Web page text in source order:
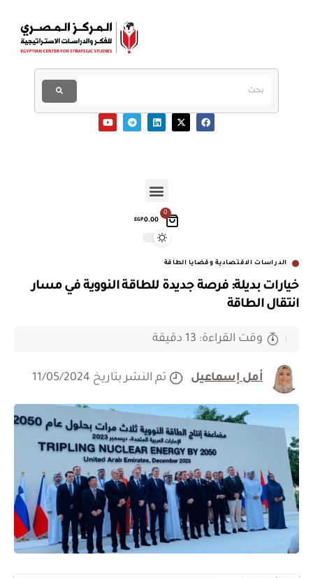
0
EGP0.00
الدراسات الاقتصادية وقضايا الطاقة
خيارات بديلة: فرصة جديدة للطاقة النووية في مسار
انتقال الطاقة
أمل إسماعيل تم النشر بتاريخ 11/05/2024
وقت القراءة: 13 دقيقة